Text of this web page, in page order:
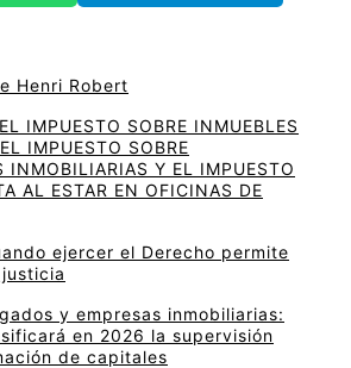
Henri Robert
IMPUESTO SOBRE INMUEBLES
IMPUESTO SOBRE
INMOBILIARIAS Y EL IMPUESTO
AL ESTAR EN OFICINAS DE
ejercer el Derecho permite
y empresas inmobiliarias:
en 2026 la supervisión
de capitales